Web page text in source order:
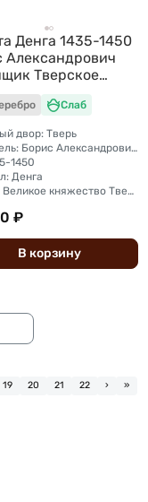
Денга 1435-1450
Александрович
Тверское
слаб ННР AU
Слаб
двор: Тверь
Правитель: Борис Александрович (1426 - 1461)
1450
Денга
Страна: Великое княжество Тверское
₽
В корзину
19 20 21 22 › »